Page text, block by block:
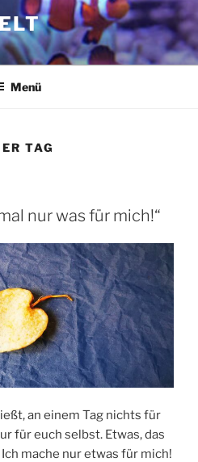
Menü
TAG
nur was für mich!“
an einem Tag nichts für
für euch selbst. Etwas, das
mache nur etwas für mich!